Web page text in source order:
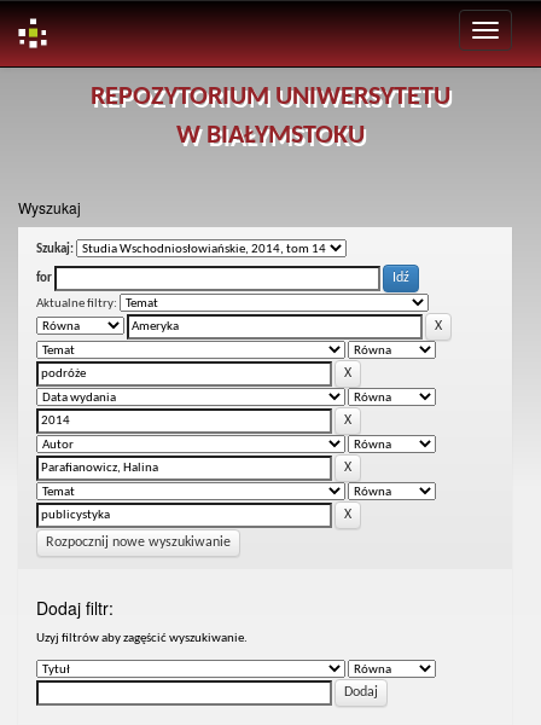
REPOZYTORIUM UNIWERSYTETU
W BIAŁYMSTOKU
Wyszukaj
Szukaj:
for
Aktualne filtry:
Rozpocznij nowe wyszukiwanie
Dodaj filtr:
Uzyj filtrów aby zagęścić wyszukiwanie.